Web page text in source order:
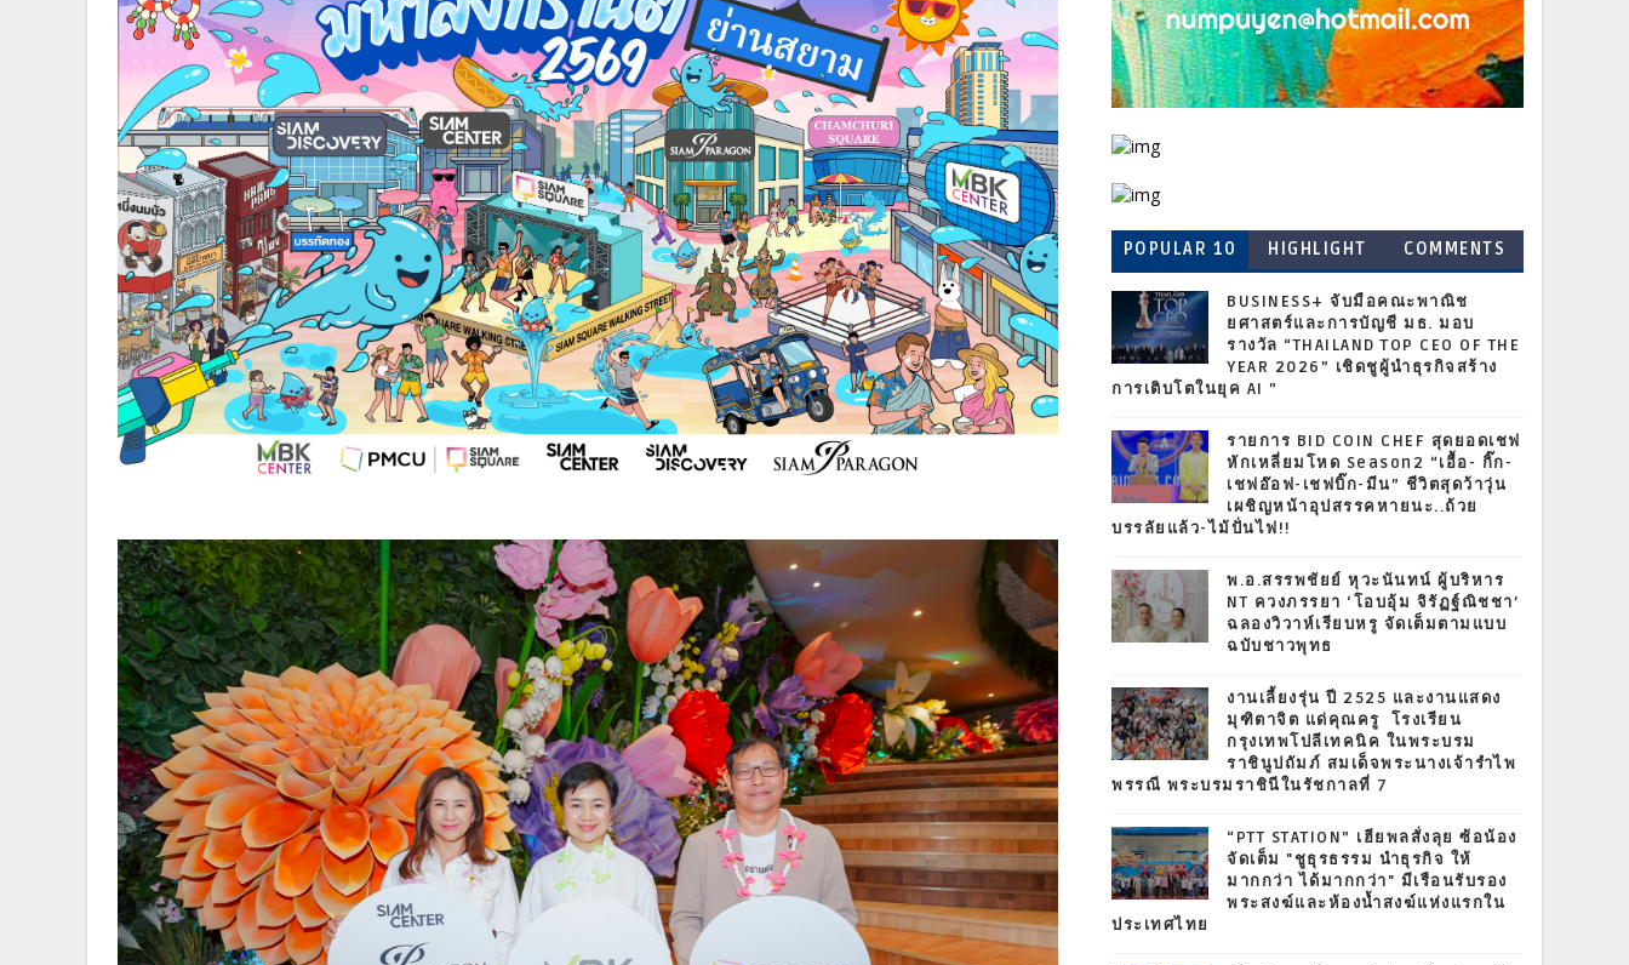
POPULAR 10 HIGHLIGHT COMMENTS
BUSINESS+ จับมือคณะพาณิช
ยศาสตร์และการบัญชี มธ. มอบ
รางวัล “THAILAND TOP CEO OF THE
YEAR 2026” เชิดชูผู้นำธุรกิจสร้าง
การเติบโตในยุค AI ”
รายการ BID COIN CHEF สุดยอดเชฟ
หักเหลี่ยมโหด Season2 “เอื้อ- กิ๊ก-
เชฟอ๊อฟ-เชฟบิ๊ก-มีน” ชีวิตสุดว้าวุ่น
เผชิญหน้าอุปสรรคหายนะ..ถ้วย
บรรลัยแล้ว-ไม้ปั่นไฟ!!
พ.อ.สรรพชัยย์ หุวะนันทน์ ผู้บริหาร
NT ควงภรรยา ‘โอบอุ้ม จิรัฏฐ์ณิชชา’
ฉลองวิวาห์เรียบหรู จัดเต็มตามแบบ
ฉบับชาวพุทธ
งานเลี้ยงรุ่น ปี 2525 และงานแสดง
มุฑิตาจิต แด่คุณครู โรงเรียน
กรุงเทพโปลีเทคนิค ในพระบรม
ราชินูปถัมภ์ สมเด็จพระนางเจ้ารำไพ
พรรณี พระบรมราชินีในรัชกาลที่ 7
“PTT STATION” เฮียพลสั่งลุย ซ้อน้อง
จัดเต็ม "ชูธุรธรรม นำธุรกิจ ให้
มากกว่า ได้มากกว่า" มีเรือนรับรอง
พระสงฆ์และห้องน้ำสงฆ์แห่งแรกใน
ประเทศไทย